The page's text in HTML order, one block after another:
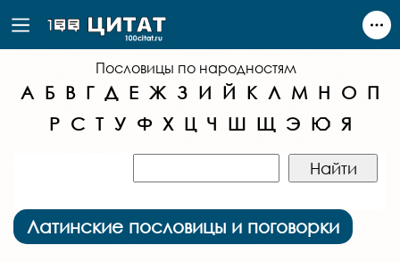
Пословицы по народностям
А Б В Г Д Е Ж З И Й К Л М Н О П
Р С Т У Ф Х Ц Ч Ш Щ Э Ю Я
Латинские пословицы и поговорки